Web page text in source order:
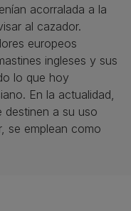
acorralada a la
al cazador.
europeos
ingleses y sus
lo que hoy
En la actualidad,
destinen a su uso
se emplean como